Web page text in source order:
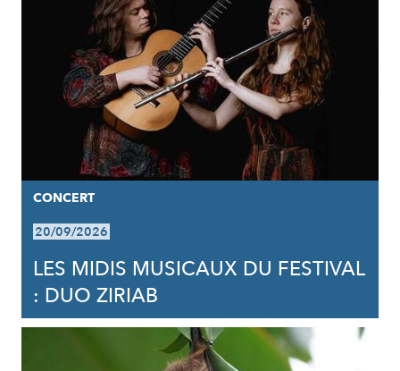
CONCERT
20/09/2026
LES MIDIS MUSICAUX DU FESTIVAL
: DUO ZIRIAB